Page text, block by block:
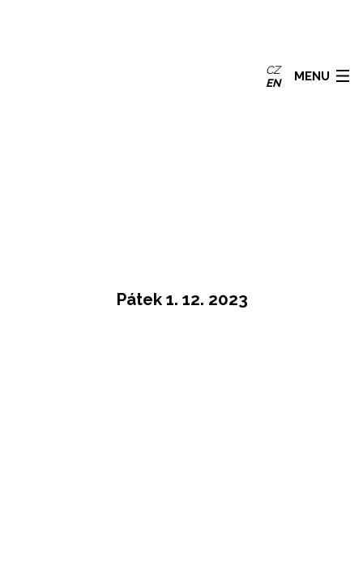
CZ
EN
MENU
Pátek 1. 12. 2023